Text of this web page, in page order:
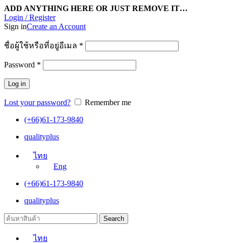
ADD ANYTHING HERE OR JUST REMOVE IT…
Login / Register
Sign inCreate an Account
ชื่อผู้ใช้หรือที่อยู่อีเมล *
Password *
Log in
Lost your password?
Remember me
(+66)61-173-9840
qualityplus
ไทย
Eng
(+66)61-173-9840
qualityplus
Search
ไทย